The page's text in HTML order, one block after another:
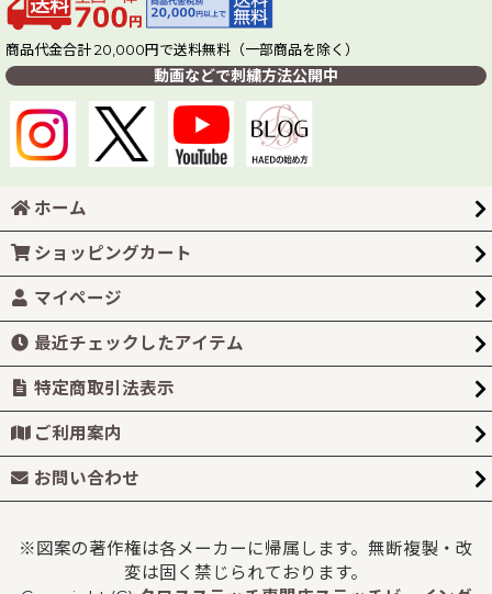
商品代金合計 20,000円で送料無料（一部商品を除く）
動画などで刺繍方法公開中
ホーム
ショッピングカート
マイページ
最近チェックしたアイテム
特定商取引法表示
ご利用案内
お問い合わせ
※図案の著作権は各メーカーに帰属します。無断複製・改
変は固く禁じられております。